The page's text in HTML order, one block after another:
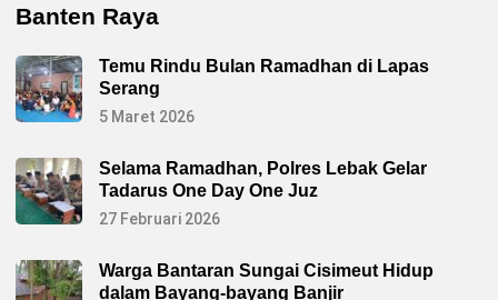
Banten Raya
Temu Rindu Bulan Ramadhan di Lapas
Serang
5 Maret 2026
Selama Ramadhan, Polres Lebak Gelar
Tadarus One Day One Juz
27 Februari 2026
Warga Bantaran Sungai Cisimeut Hidup
dalam Bayang-bayang Banjir